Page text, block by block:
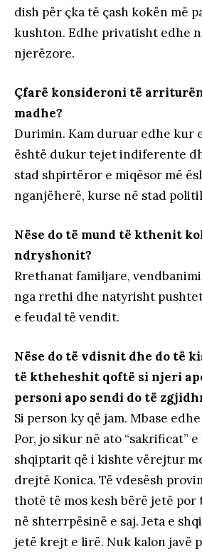
dish për çka të çash kokën më
kushton. Edhe privatisht edhe
njerëzore.
Çfarë konsideroni të
madhe?
Durimin. Kam duruar edhe kur
është dukur tejet indiferente
stad shpirtëror e miqësor më
nganjëherë, kurse në stad
Nëse do të mund të kthenit
ndryshonit?
Rrethanat familjare,
nga rrethi dhe natyrisht
e feudal të vendit.
Nëse do të vdisnit dhe do të
të ktheheshit qoftë si njeri
personi apo sendi do të
Si person ky që jam. Mbase
Por, jo sikur në ato “sakrificat”
shqiptarit që i kishte vërejtur
drejtë Konica. Të vdesësh
thotë të mos kesh bërë jetë por
në shterrpësinë e saj. Jeta e
jetë krejt e lirë. Nuk kalon javë